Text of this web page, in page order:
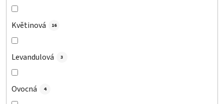
Květinová 16
Levandulová 3
Ovocná 4